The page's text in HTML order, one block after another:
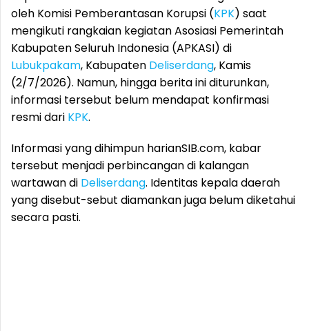
oleh Komisi Pemberantasan Korupsi (KPK) saat
mengikuti rangkaian kegiatan Asosiasi Pemerintah
Kabupaten Seluruh Indonesia (APKASI) di
Lubukpakam, Kabupaten Deliserdang, Kamis
(2/7/2026). Namun, hingga berita ini diturunkan,
informasi tersebut belum mendapat konfirmasi
resmi dari KPK.
Informasi yang dihimpun harianSIB.com, kabar
tersebut menjadi perbincangan di kalangan
wartawan di Deliserdang. Identitas kepala daerah
yang disebut-sebut diamankan juga belum diketahui
secara pasti.